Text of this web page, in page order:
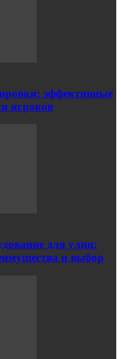
эффективные
игроков
для улиц:
и выбор